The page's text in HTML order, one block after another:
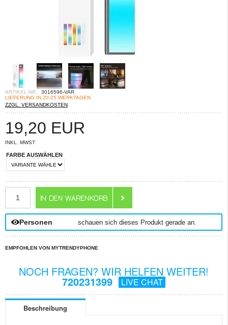
ARTIKEL-NR.: 3016596-VAR
LIEFERUNG IN 20-25 WERKTAGEN
ZZGL. VERSANDKOSTEN
19,20 EUR
INKL. MWST
FARBE AUSWÄHLEN
Personen schauen sich dieses Produkt gerade an.
EMPFOHLEN VON MYTRENDYPHONE
NOCH FRAGEN? WIR HELFEN WEITER!
720231399 LIVE CHAT
Beschreibung